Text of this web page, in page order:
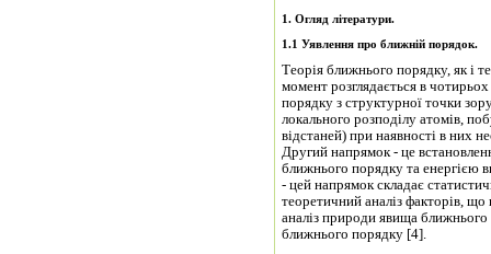
1. Огляд літератури.
1.1 Уявлення про ближній порядок.
Теорія ближнього порядку, як і
момент розглядається в
порядку з структурної точки
локального розподілу атомів,
відстаней) при наявності в них
Другий напрямок - це
ближнього порядку та енергією
- цей напрямок складає
теоретичний аналіз факторів,
аналіз природи явища
ближнього порядку [4].